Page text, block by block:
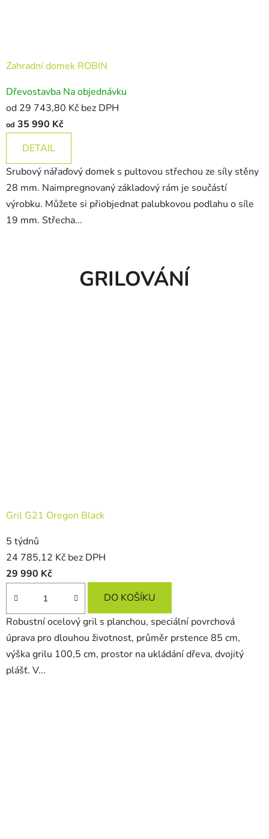
Zahradní domek ROBIN
Dřevostavba Na objednávku
od 29 743,80 Kč bez DPH
od 35 990 Kč
DETAIL
Srubový nářaďový domek s pultovou střechou ze síly stěny
28 mm. Naimpregnovaný základový rám je součástí
výrobku. Můžete si přiobjednat palubkovou podlahu o síle
19 mm. Střecha...
GRILOVÁNÍ
Gril G21 Oregon Black
5 týdnů
24 785,12 Kč bez DPH
29 990 Kč
DO KOŠÍKU
Robustní ocelový gril s planchou, speciální povrchová
úprava pro dlouhou životnost, průměr prstence 85 cm,
výška grilu 100,5 cm, prostor na ukládání dřeva, dvojitý
plášť. V...